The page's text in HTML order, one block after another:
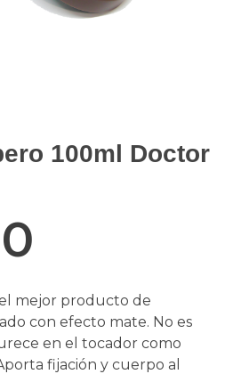
100ml Doctor
mejor producto de
con efecto mate. No es
en el tocador como
fijación y cuerpo al